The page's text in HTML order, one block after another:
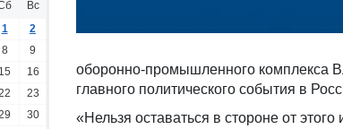
Вс
1
2
8
9
15
16
23
30
оборонно-промышленного комплекса
главного политического события в
«Нельзя оставаться в стороне от